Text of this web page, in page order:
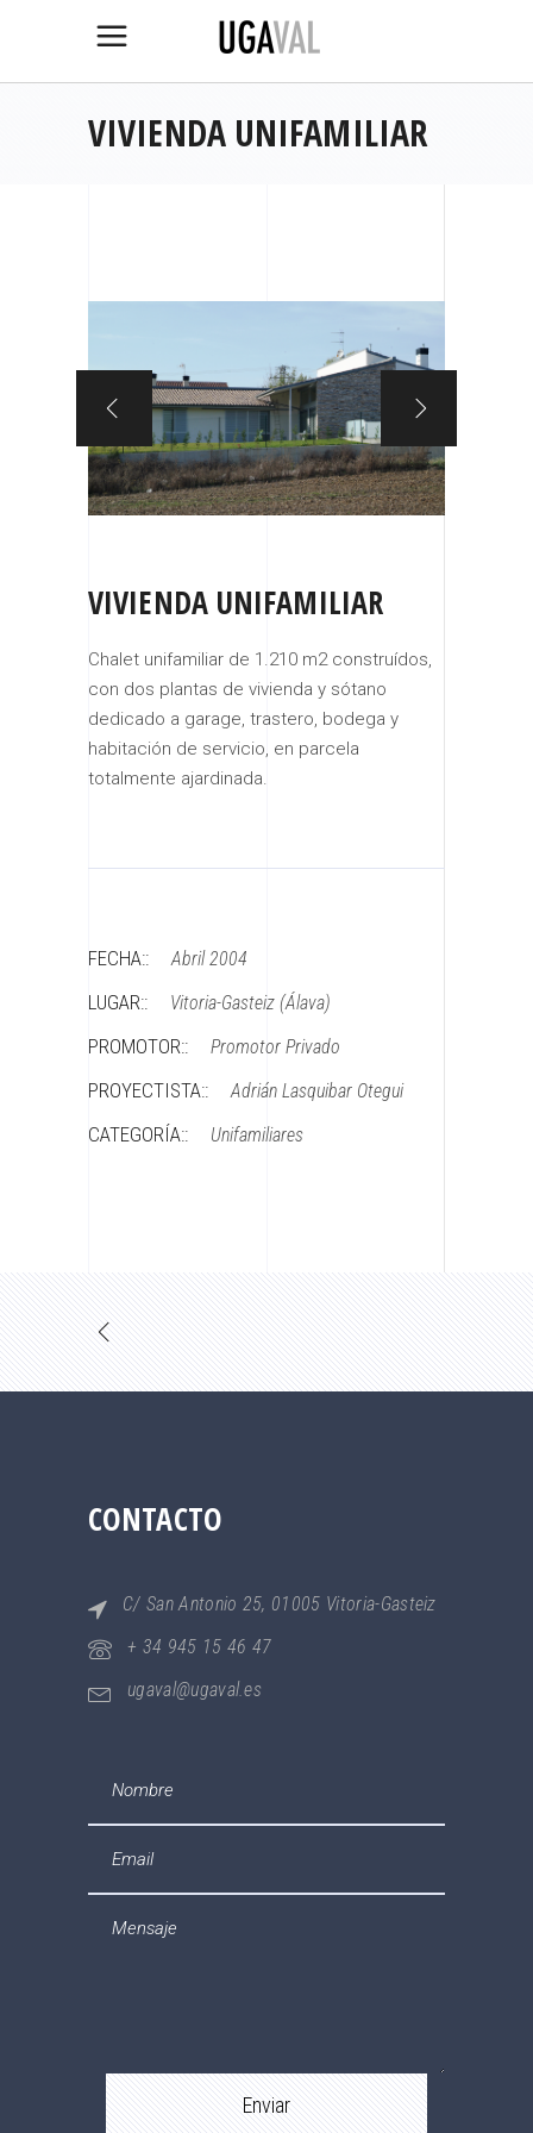
VIVIENDA UNIFAMILIAR
VIVIENDA UNIFAMILIAR
Chalet unifamiliar de 1.210 m2 construídos,
con dos plantas de vivienda y sótano
dedicado a garage, trastero, bodega y
habitación de servicio, en parcela
totalmente ajardinada.
FECHA:: Abril 2004
LUGAR:: Vitoria-Gasteiz (Álava)
PROMOTOR:: Promotor Privado
PROYECTISTA:: Adrián Lasquibar Otegui
CATEGORÍA:: Unifamiliares
CONTACTO
C/ San Antonio 25, 01005 Vitoria-Gasteiz
+ 34 945 15 46 47
ugaval@ugaval.es